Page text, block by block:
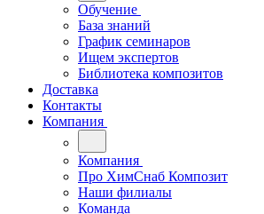
Обучение
База знаний
График семинаров
Ищем экспертов
Библиотека композитов
Доставка
Контакты
Компания
Компания
Про ХимСнаб Композит
Наши филиалы
Команда